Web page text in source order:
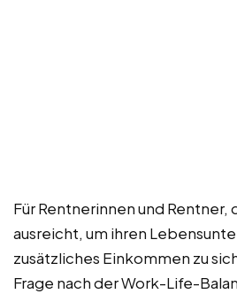
Für Rentnerinnen und Rentner,
ausreicht, um ihren
zusätzliches Einkommen zu
Frage nach der Work-Life-